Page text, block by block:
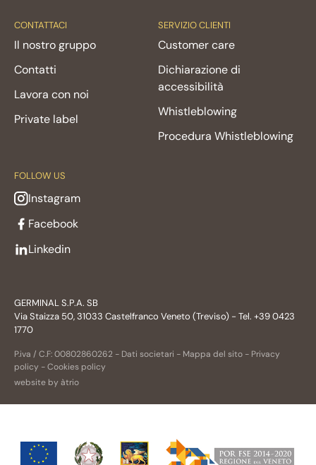
CONTATTACI
Il nostro gruppo
Contatti
Lavora con noi
Private label
SERVIZIO CLIENTI
Customer care
Dichiarazione di
accessibilità
Whistleblowing
Procedura Whistleblowing
FOLLOW US
Instagram
Facebook
Linkedin
GERMINAL S.P.A. SB
Via Staizza 50, 31033 Castelfranco Veneto (Treviso) - Tel. +39 0423
1770
P.iva / C.F: 00802860262 - Dati societari - Mappa del sito - Privacy
policy -Cookies policy
website by àtrio